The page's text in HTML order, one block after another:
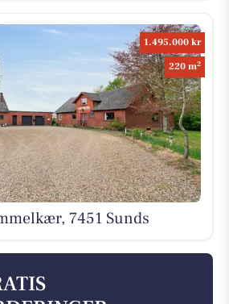
1.495.000 kr
220 m2
7451 Sunds